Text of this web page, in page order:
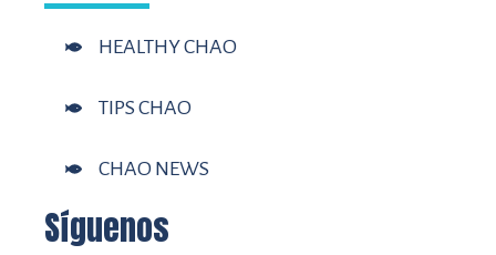
HEALTHY CHAO
TIPS CHAO
CHAO NEWS
Síguenos